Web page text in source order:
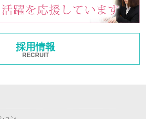
採用情報
RECRUIT